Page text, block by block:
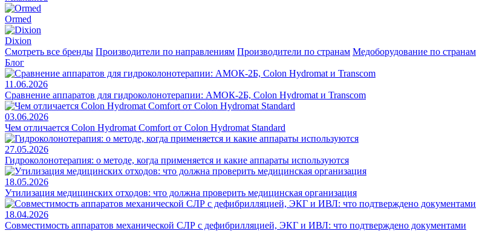
Ormed
Dixion
Смотреть все бренды Производители по направлениям Производители по странам Медоборудование по странам
Блог
11.06.2026
Сравнение аппаратов для гидроколонотерапии: АМОК-2Б, Colon Hydromat и Transcom
03.06.2026
Чем отличается Colon Hydromat Comfort от Colon Hydromat Standard
27.05.2026
Гидроколонотерапия: о методе, когда применяется и какие аппараты используются
18.05.2026
Утилизация медицинских отходов: что должна проверить медицинская организация
18.04.2026
Совместимость аппаратов механической СЛР с дефибрилляцией, ЭКГ и ИВЛ: что подтверждено документами